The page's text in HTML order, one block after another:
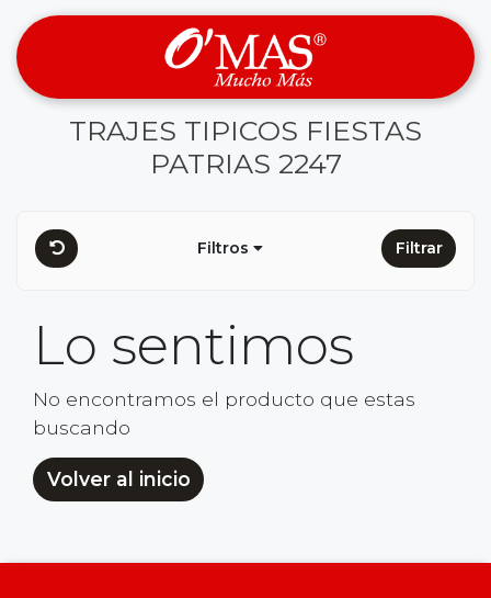
TRAJES TIPICOS FIESTAS
PATRIAS 2247
Filtros Filtrar
Lo sentimos
No encontramos el producto que estas
buscando
Volver al inicio